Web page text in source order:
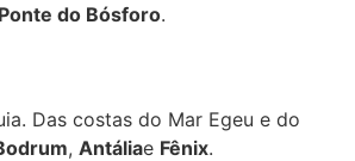
Ponte do Bósforo.
Das costas do Mar Egeu e do
, Antáliae Fênix.